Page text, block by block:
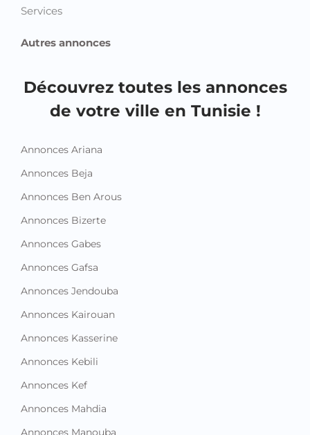
Services
Autres annonces
Découvrez toutes les annonces
de votre ville en Tunisie !
Annonces Ariana
Annonces Beja
Annonces Ben Arous
Annonces Bizerte
Annonces Gabes
Annonces Gafsa
Annonces Jendouba
Annonces Kairouan
Annonces Kasserine
Annonces Kebili
Annonces Kef
Annonces Mahdia
Annonces Manouba